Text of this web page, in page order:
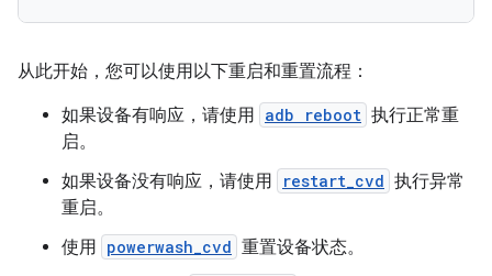
从此开始，您可以使用以下重启和重置流程：
如果设备有响应，请使用 adb reboot 执行正常重
启。
如果设备没有响应，请使用
restart_cvd 执行异常
重启。
使用 powerwash_cvd 重置设备状态。